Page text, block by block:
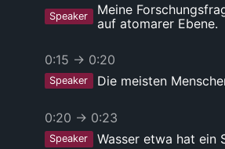
Speaker
Meine
auf atomarer Ebene.
0:15 → 0:20
Speaker Die meisten
0:20 → 0:23
Speaker Wasser etwa hat ein